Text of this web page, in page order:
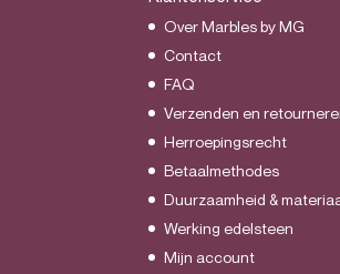
Over Marbles by MG
Contact
FAQ
Verzenden en
Herroepingsrecht
Betaalmethodes
Duurzaamheid &
Werking edelsteen
Mijn account